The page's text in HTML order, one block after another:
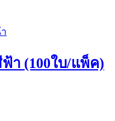
า (100ใบ/แพ็ค)